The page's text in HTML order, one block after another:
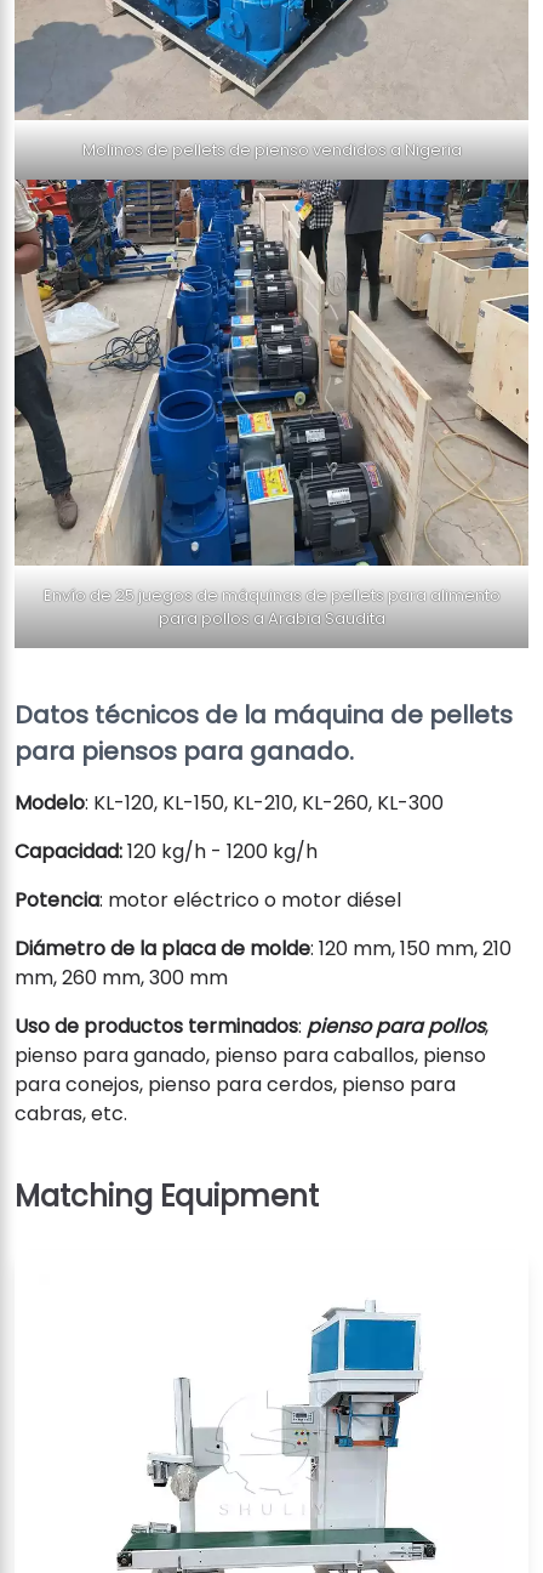
Molinos de pellets de pienso vendidos a Nigeria
Envío de 25 juegos de máquinas de pellets para alimento
para pollos a Arabia Saudita
Datos técnicos de la máquina de pellets
para piensos para ganado.
Modelo: KL-120, KL-150, KL-210, KL-260, KL-300
Capacidad:120 kg/h - 1200 kg/h
Potencia: motor eléctrico o motor diésel
Diámetro de la placa de molde: 120 mm, 150 mm, 210
mm, 260 mm, 300 mm
Uso de productos terminados: pienso para pollos,
pienso para ganado, pienso para caballos, pienso
para conejos, pienso para cerdos, pienso para
cabras, etc.